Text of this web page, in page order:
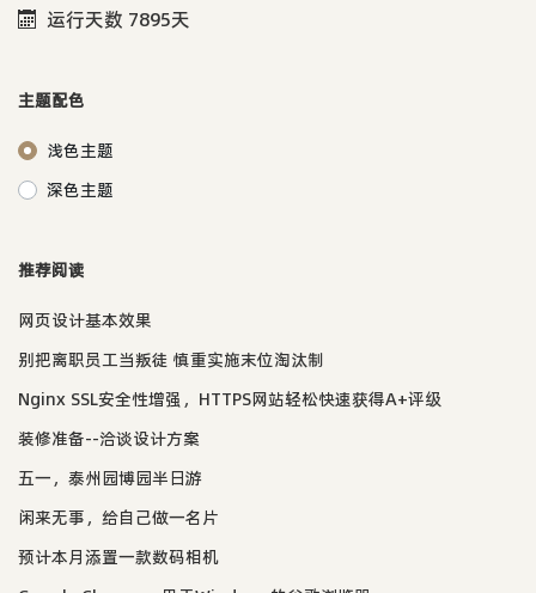
运行天数 7895天
主题配色
浅色主题
深色主题
推荐阅读
网页设计基本效果
别把离职员工当叛徒 慎重实施末位淘汰制
Nginx SSL安全性增强，HTTPS网站轻松快速获得A+评级
装修准备--洽谈设计方案
五一，泰州园博园半日游
闲来无事，给自己做一名片
预计本月添置一款数码相机